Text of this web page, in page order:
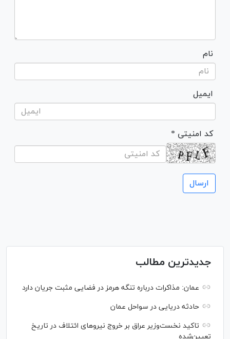
نام
ایمیل
* کد امنیتی
جدیدترین مطالب
عمان: مذاکرات درباره تنگه هرمز در فضایی مثبت جریان دارد
حادثه دریایی در سواحل عمان
تاکید نخست‌وزیر عراق بر خروج نیروهای ائتلاف در تاریخ
تعیین‌شده